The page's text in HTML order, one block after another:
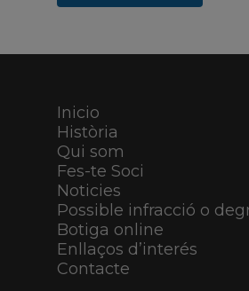
Inicio
Història
Qui som
Fes-te Soci
Noticies
Possible infracció o
Botiga online
Enllaços d’interés
Contacte